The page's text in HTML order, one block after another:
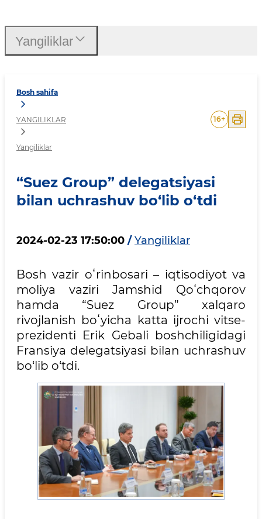
Bosh sahifa
YANGILIKLAR
Yangiliklar
16+
“Suez Group” delegatsiyasi
bilan uchrashuv bo‘lib o‘tdi
2024-02-23 17:50:00 / Yangiliklar
Bosh vazir oʻrinbosari – iqtisodiyot va
moliya vaziri Jamshid Qoʻchqorov
hamda “Suez Group” xalqaro
rivojlanish boʻyicha katta ijrochi vitse-
prezidenti Erik Gebali boshchiligidagi
Fransiya delegatsiyasi bilan uchrashuv
bo‘lib o‘tdi.
Yangiliklar